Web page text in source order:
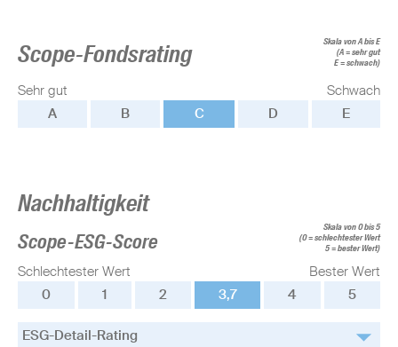
Scope-Fondsrating
Skala von A bis E
(A = sehr gut
E = schwach)
Sehr gut
Schwach
A
B C D E
Nachhaltigkeit
Scope-ESG-Score
Skala von 0 bis 5
(0 = schlechtester Wert
5 = bester Wert)
Schlechtester Wert
Bester Wert
0
1 2 3,7 4 5
ESG-Detail-Rating